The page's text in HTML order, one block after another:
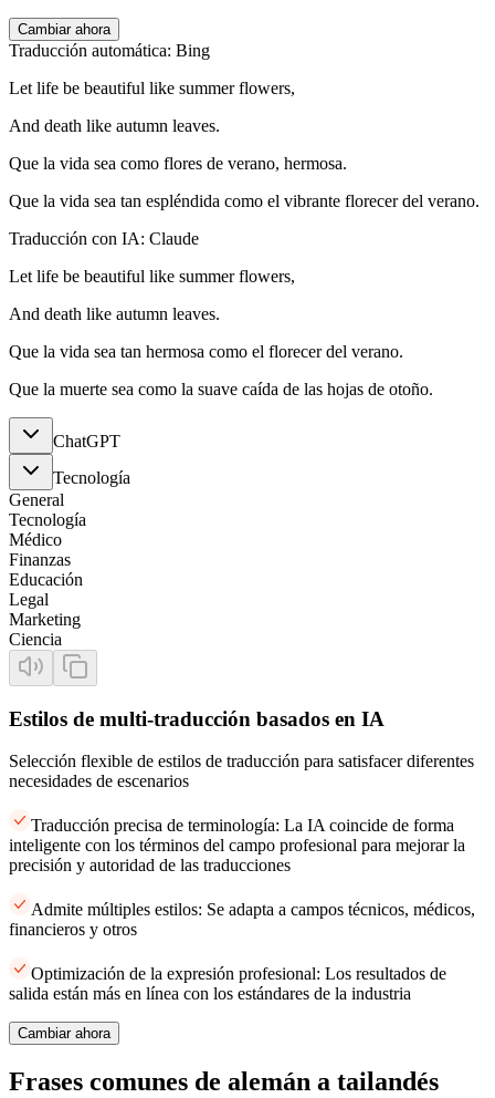
Cambiar ahora
Traducción automática: Bing
Let life be beautiful like summer flowers,
And death like autumn leaves.
Que la vida sea como flores de verano, hermosa.
Que la vida sea tan espléndida como el vibrante florecer del verano.
Traducción con IA: Claude
Let life be beautiful like summer flowers,
And death like autumn leaves.
Que la vida sea tan hermosa como el florecer del verano.
Que la muerte sea como la suave caída de las hojas de otoño.
ChatGPT
Tecnología
General
Tecnología
Médico
Finanzas
Educación
Legal
Marketing
Ciencia
Estilos de multi-traducción basados en IA
Selección flexible de estilos de traducción para satisfacer diferentes
necesidades de escenarios
Traducción precisa de terminología: La IA coincide de forma
inteligente con los términos del campo profesional para mejorar la
precisión y autoridad de las traducciones
Admite múltiples estilos: Se adapta a campos técnicos, médicos,
financieros y otros
Optimización de la expresión profesional: Los resultados de
salida están más en línea con los estándares de la industria
Cambiar ahora
Frases comunes de alemán a tailandés